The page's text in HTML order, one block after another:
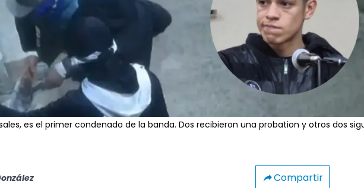
es el primer condenado de la banda. Dos recibieron una probation y otros dos
Compartir